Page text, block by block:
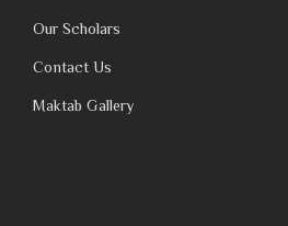
Our Scholars
Contact Us
Maktab Gallery